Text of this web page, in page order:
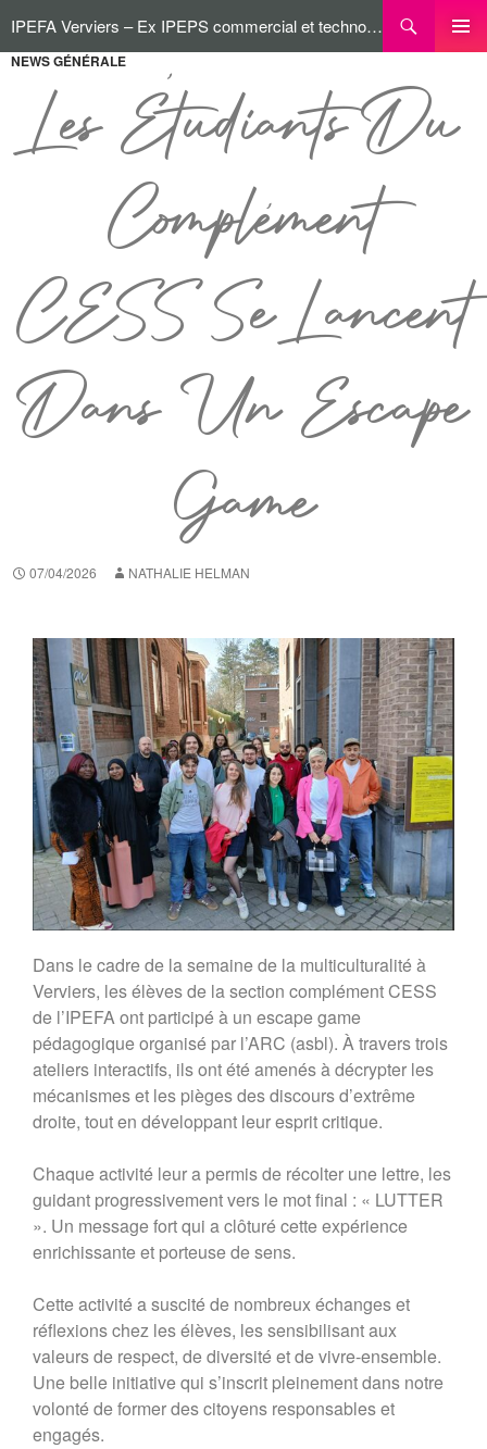
IPEFA Verviers – Ex IPEPS commercial et technologique
NEWS GÉNÉRALE
Les Étudiants Du
Complément
CESS Se Lancent
Dans Un Escape
Game
07/04/2026 NATHALIE HELMAN
Dans le cadre de la semaine de la multiculturalité à
Verviers, les élèves de la section complément CESS
de l’IPEFA ont participé à un escape game
pédagogique organisé par l’ARC (asbl). À travers trois
ateliers interactifs, ils ont été amenés à décrypter les
mécanismes et les pièges des discours d’extrême
droite, tout en développant leur esprit critique.
Chaque activité leur a permis de récolter une lettre, les
guidant progressivement vers le mot final : « LUTTER
». Un message fort qui a clôturé cette expérience
enrichissante et porteuse de sens.
Cette activité a suscité de nombreux échanges et
réflexions chez les élèves, les sensibilisant aux
valeurs de respect, de diversité et de vivre-ensemble.
Une belle initiative qui s’inscrit pleinement dans notre
volonté de former des citoyens responsables et
engagés.